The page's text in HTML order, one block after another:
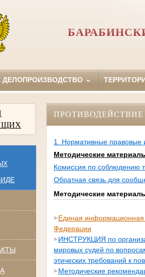
ДЕЛОПРОИЗВОДСТВО
1. Нормативные правовые
Методические
Комиссия по соблюдению
Обратная связь для
Методические
Единая информационная
Федерации
ИНСТРУКЦИЯ по
мировых судей по
этических требований к
Методические